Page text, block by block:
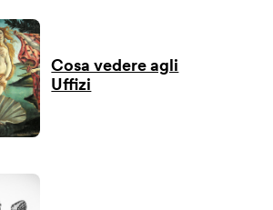
Cosa vedere agli
Uffizi